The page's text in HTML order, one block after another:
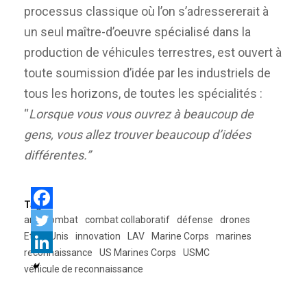
processus classique où l’on s’adressererait à
un seul maître-d’oeuvre spécialisé dans la
production de véhicules terrestres, est ouvert à
toute soumission d’idée par les industriels de
tous les horizons, de toutes les spécialités :
“Lorsque vous vous ouvrez à beaucoup de
gens, vous allez trouver beaucoup d’idées
différentes.”
Tags:
arv
combat combat collaboratif défense
drones
Etats-Unis
innovation LAV Marine Corps
marines
reconnaissance
US Marines Corps
USMC
véhicule de reconnaissance